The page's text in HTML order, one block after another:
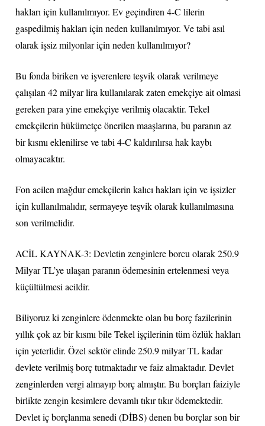
hakları için kullanılmıyor. Ev geçindiren 4-C lilerin
gaspedilmiş hakları için neden kullanılmıyor. Ve tabi asıl
olarak işsiz milyonlar için neden kullanılmıyor?
Bu fonda biriken ve işverenlere teşvik olarak verilmeye
çalışılan 42 milyar lira kullanılarak zaten emekçiye ait olmasi
gereken para yine emekçiye verilmiş olacaktir. Tekel
emekçilerin hükümetçe önerilen maaşlarına, bu paranın az
bir kısmı eklenilirse ve tabi 4-C kaldırılırsa hak kaybı
olmayacaktır.
Fon acilen mağdur emekçilerin kalıcı hakları için ve işsizler
için kullanılmalıdır, sermayeye teşvik olarak kullanılmasına
son verilmelidir.
ACİL KAYNAK-3: Devletin zenginlere borcu olarak 250.9
Milyar TL’ye ulaşan paranın ödemesinin ertelenmesi veya
küçültülmesi acildir.
Biliyoruz ki zenginlere ödenmekte olan bu borç fazilerinin
yıllık çok az bir kısmı bile Tekel işçilerinin tüm özlük hakları
için yeterlidir. Özel sektör elinde 250.9 milyar TL kadar
devlete verilmiş borç tutmaktadır ve faiz almaktadır. Devlet
zenginlerden vergi almayıp borç almıştır. Bu borçları faiziyle
birlikte zengin kesimlere devamlı tıkır tıkır ödemektedir.
Devlet iç borçlanma senedi (DİBS) denen bu borçlar son bir